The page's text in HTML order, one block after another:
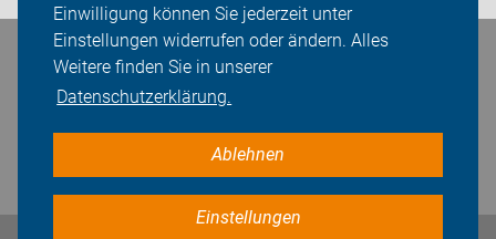
Einwilligung können Sie jederzeit unter
Einstellungen widerrufen oder ändern. Alles
Weitere finden Sie in unserer
Datenschutzerklärung.
Ablehnen
Einstellungen
Bleiben Sie in Kontakt